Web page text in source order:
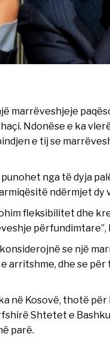
marrëveshjeje
Ndonëse e ka
e tij se
nga të dyja
ndërmjet dy
fleksibilitet dhe
përfundimtare”,
se një
arritshme, dhe se
në Kosovë, thotë
Shtetet e
parë.